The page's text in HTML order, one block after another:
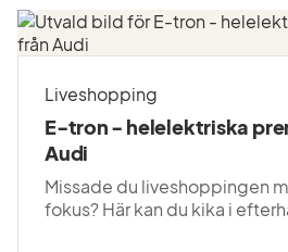
Liveshopping
E-tron - helelektriska
Audi
Missade du liveshoppingen
fokus? Här kan du kika i